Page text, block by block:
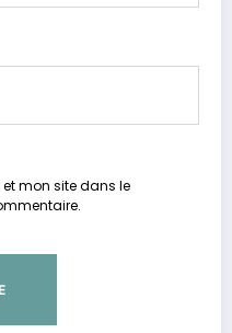
mon site dans le